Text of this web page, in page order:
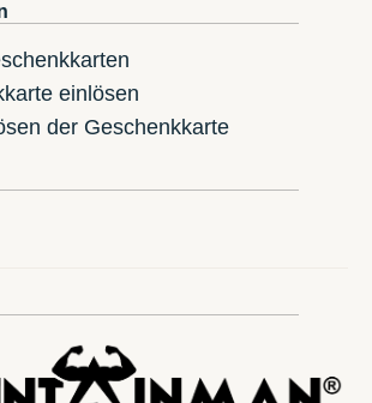
einlösen
der Geschenkkarte